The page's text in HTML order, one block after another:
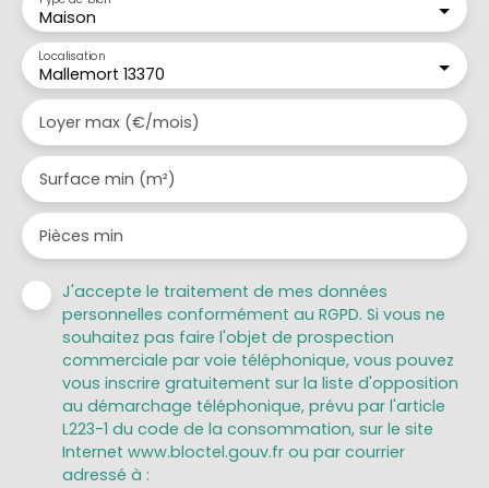
Maison
Mallemort 13370
Localisation
Loyer max (€/mois)
Surface min (m²)
Pièces min
J'accepte le traitement de mes données
personnelles conformément au RGPD. Si vous ne
souhaitez pas faire l'objet de prospection
commerciale par voie téléphonique, vous pouvez
vous inscrire gratuitement sur la liste d'opposition
au démarchage téléphonique, prévu par l'article
L223-1 du code de la consommation, sur le site
Internet www.bloctel.gouv.fr ou par courrier
adressé à :